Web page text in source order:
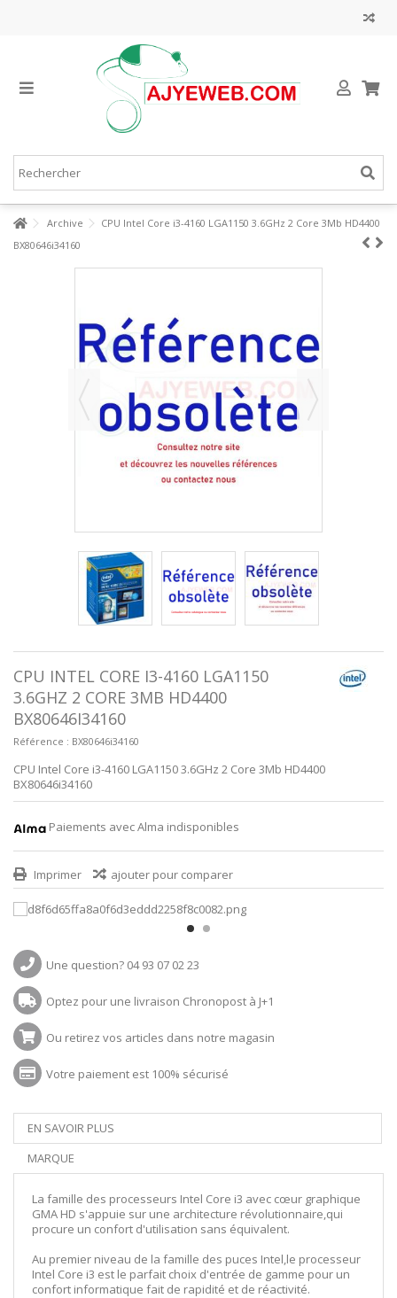
Archive
CPU Intel Core i3-4160 LGA1150 3.6GHz 2 Core 3Mb HD4400
BX80646i34160
CPU INTEL CORE I3-4160 LGA1150
3.6GHZ 2 CORE 3MB HD4400
BX80646I34160
Référence : BX80646i34160
CPU Intel Core i3-4160 LGA1150 3.6GHz 2 Core 3Mb HD4400
BX80646i34160
Paiements avec Alma indisponibles
Imprimer ajouter pour comparer
Une question? 04 93 07 02 23
Optez pour une livraison Chronopost à J+1
Ou retirez vos articles dans notre magasin
Votre paiement est 100% sécurisé
EN SAVOIR PLUS
MARQUE
La famille des processeurs Intel Core i3 avec cœur graphique
GMA HD s'appuie sur une architecture révolutionnaire,qui
procure un confort d'utilisation sans équivalent.
Au premier niveau de la famille des puces Intel,le processeur
Intel Core i3 est le parfait choix d'entrée de gamme pour un
confort informatique fait de rapidité et de réactivité.